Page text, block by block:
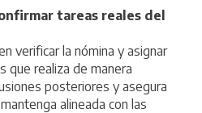
tareas reales del
verificar la nómina y asignar
que realiza de manera
posteriores y asegura
alineada con las